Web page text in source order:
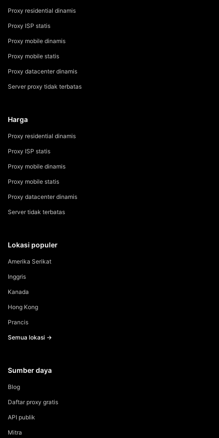
Proxy residential dinamis
Proxy ISP statis
Proxy mobile dinamis
Proxy mobile statis
Proxy datacenter dinamis
Server proxy tidak terbatas
Harga
Proxy residential dinamis
Proxy ISP statis
Proxy mobile dinamis
Proxy mobile statis
Proxy datacenter dinamis
Server tidak terbatas
Lokasi populer
Amerika Serikat
Inggris
Kanada
Hong Kong
Prancis
Semua lokasi →
Sumber daya
Blog
Daftar proxy gratis
API publik
Mitra